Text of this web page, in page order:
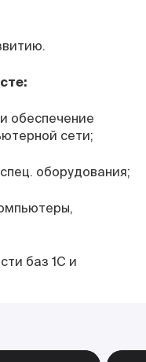
обеспечение
сети;
оборудования;
баз 1С и